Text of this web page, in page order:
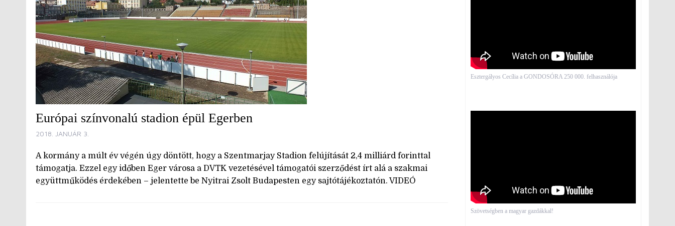
Európai színvonalú stadion épül Egerben
2018. JANUÁR 3.
A kormány a múlt év végén úgy döntött, hogy a Szentmarjay Stadion felújítását 2,4 milliárd forinttal
támogatja. Ezzel egy időben Eger városa a DVTK vezetésével támogatói szerződést írt alá a szakmai
együttműködés érdekében – jelentette be Nyitrai Zsolt Budapesten egy sajtótájékoztatón. VIDEÓ
Esztergályos Cecília a GONDOSÓRA 250 000. felhasználója
Szövetségben a magyar gazdákkal!